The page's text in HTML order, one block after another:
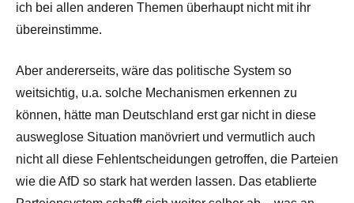
ich bei allen anderen Themen überhaupt nicht mit ihr
übereinstimme.
Aber andererseits, wäre das politische System so
weitsichtig, u.a. solche Mechanismen erkennen zu
können, hätte man Deutschland erst gar nicht in diese
ausweglose Situation manövriert und vermutlich auch
nicht all diese Fehlentscheidungen getroffen, die Parteien
wie die AfD so stark hat werden lassen. Das etablierte